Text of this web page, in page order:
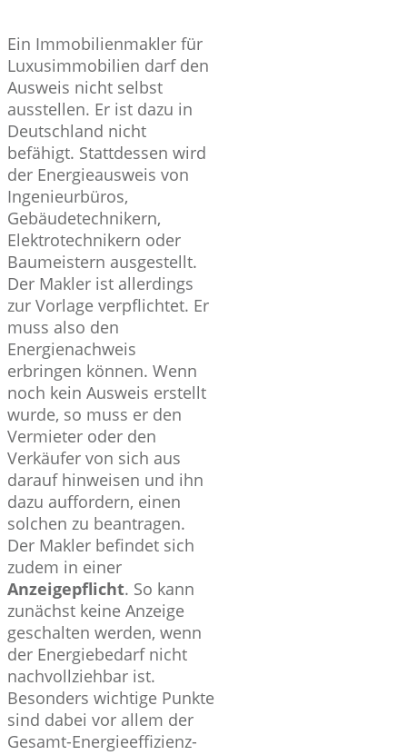
Ein Immobilienmakler für
Luxusimmobilien darf den
Ausweis nicht selbst
ausstellen. Er ist dazu in
Deutschland nicht
befähigt. Stattdessen wird
der Energieausweis von
Ingenieurbüros,
Gebäudetechnikern,
Elektrotechnikern oder
Baumeistern ausgestellt.
Der Makler ist allerdings
zur Vorlage verpflichtet. Er
muss also den
Energienachweis
erbringen können. Wenn
noch kein Ausweis erstellt
wurde, so muss er den
Vermieter oder den
Verkäufer von sich aus
darauf hinweisen und ihn
dazu auffordern, einen
solchen zu beantragen.
Der Makler befindet sich
zudem in einer
Anzeigepflicht. So kann
zunächst keine Anzeige
geschalten werden, wenn
der Energiebedarf nicht
nachvollziehbar ist.
Besonders wichtige Punkte
sind dabei vor allem der
Gesamt-Energieeffizienz-